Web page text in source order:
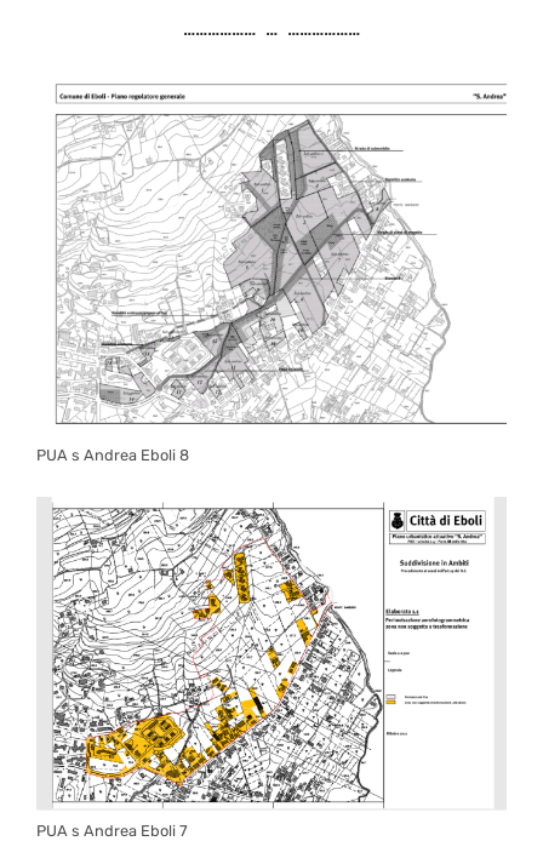
……………… … ………………
PUA s Andrea Eboli 8
PUA s Andrea Eboli 7